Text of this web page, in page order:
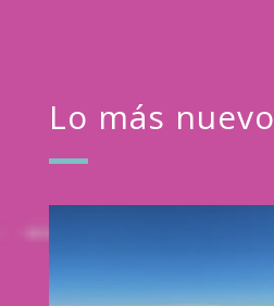
Lo más nuevo